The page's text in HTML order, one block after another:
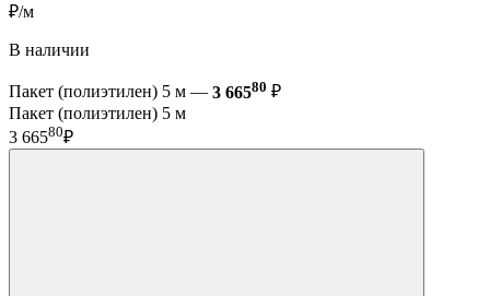
₽/м
В наличии
Пакет (полиэтилен) 5 м — 3 66580 ₽
Пакет (полиэтилен) 5 м
3 66580₽